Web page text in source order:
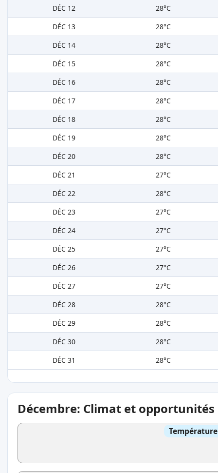
DÉC 12
28°C
DÉC 13
28°C
DÉC 14
28°C
DÉC 15
28°C
DÉC 16
28°C
DÉC 17
28°C
DÉC 18
28°C
DÉC 19
28°C
DÉC 20
28°C
DÉC 21
27°C
DÉC 22
28°C
DÉC 23
27°C
DÉC 24
27°C
DÉC 25
27°C
DÉC 26
27°C
DÉC 27
27°C
DÉC 28
28°C
DÉC 29
28°C
DÉC 30
28°C
DÉC 31
28°C
Décembre: Climat et